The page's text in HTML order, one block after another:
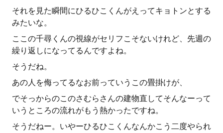
それを見た瞬間にひるひこくんがえってキョトンとする
みたいな。
ここの千尋くんの視線がセリフこそないけれど、先週の
繰り返しになってるんですよね。
そうだね。
あの人を侮ってるなお前っていうこの畳掛けが、
でそっからのこのさむらさんの建物直してそんなーって
いうところの流れがもう熱かったですね。
そうだねー。いやーひるひこくんなんかこう二度やられ